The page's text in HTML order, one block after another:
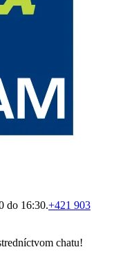
do 16:30.+421 903
chatu!